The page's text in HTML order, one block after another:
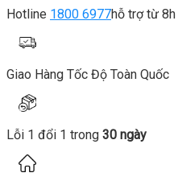
Hotline 1800 6977hỗ trợ từ
Giao Hàng Tốc Độ Toàn Quốc
Lỗi 1 đổi 1 trong 30 ngày